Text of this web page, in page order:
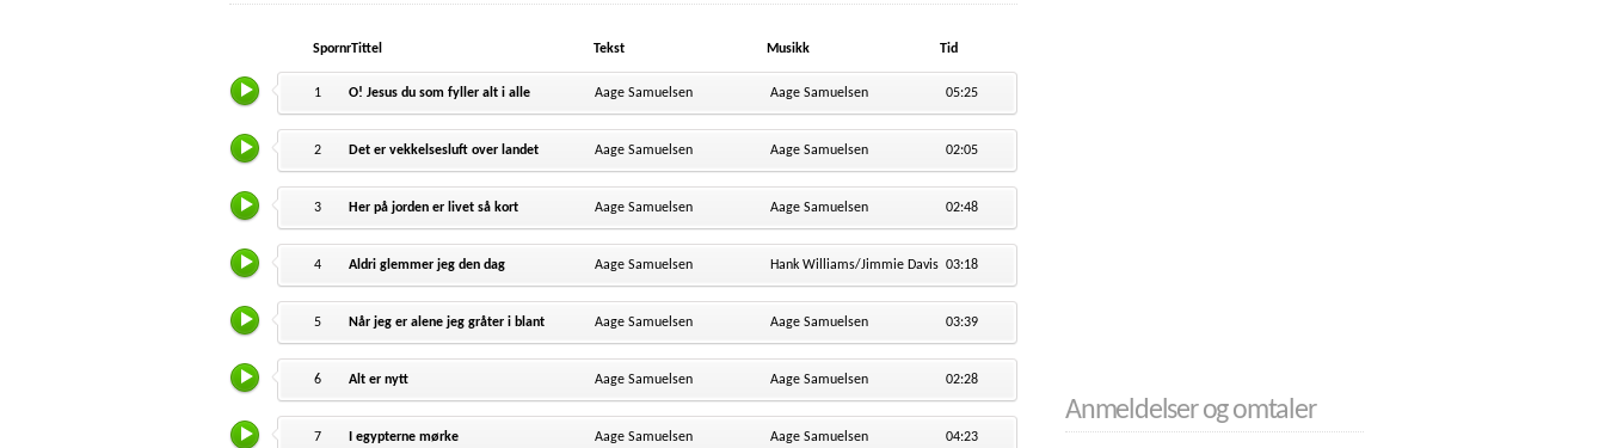
SpornrTittel Tekst Musikk Tid
1 O! Jesus du som fyller alt i alle Aage Samuelsen Aage Samuelsen 05:25
2 Det er vekkelsesluft over landet Aage Samuelsen Aage Samuelsen 02:05
3 Her på jorden er livet så kort Aage Samuelsen Aage Samuelsen 02:48
4 Aldri glemmer jeg den dag Aage Samuelsen Hank Williams/Jimmie Davis 03:18
5 Når jeg er alene jeg gråter i blant Aage Samuelsen Aage Samuelsen 03:39
6 Alt er nytt Aage Samuelsen Aage Samuelsen 02:28
7 I egypterne mørke Aage Samuelsen Aage Samuelsen 04:23
Anmeldelser og omtaler